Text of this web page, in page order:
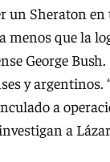
un Sheraton
menos que la
George
y argentinos.
a
a